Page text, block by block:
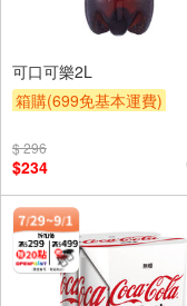
可口可樂2L
箱購(699免基本運費)
滿額9折
$ 296
$234